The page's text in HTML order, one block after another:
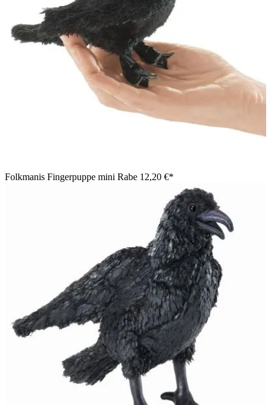
Folkmanis Fingerpuppe mini Rabe 12,20 €*